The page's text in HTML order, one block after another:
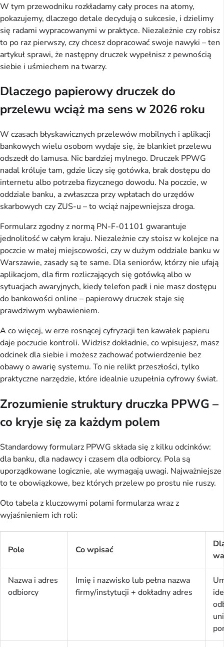
W tym przewodniku rozkładamy cały proces na atomy,
pokazujemy, dlaczego detale decydują o sukcesie, i dzielimy
się radami wypracowanymi w praktyce. Niezależnie czy robisz
to po raz pierwszy, czy chcesz dopracować swoje nawyki – ten
artykuł sprawi, że następny druczek wypełnisz z pewnością
siebie i uśmiechem na twarzy.
Dlaczego papierowy druczek do
przelewu wciąż ma sens w 2026 roku
W czasach błyskawicznych przelewów mobilnych i aplikacji
bankowych wielu osobom wydaje się, że blankiet przelewu
odszedł do lamusa. Nic bardziej mylnego. Druczek PPWG
nadal króluje tam, gdzie liczy się gotówka, brak dostępu do
internetu albo potrzeba fizycznego dowodu. Na poczcie, w
oddziale banku, a zwłaszcza przy wpłatach do urzędów
skarbowych czy ZUS-u – to wciąż najpewniejsza droga.
Formularz zgodny z normą PN-F-01101 gwarantuje
jednolitość w całym kraju. Niezależnie czy stoisz w kolejce na
poczcie w małej miejscowości, czy w dużym oddziale banku w
Warszawie, zasady są te same. Dla seniorów, którzy nie ufają
aplikacjom, dla firm rozliczających się gotówką albo w
sytuacjach awaryjnych, kiedy telefon padł i nie masz dostępu
do bankowości online – papierowy druczek staje się
prawdziwym wybawieniem.
A co więcej, w erze rosnącej cyfryzacji ten kawałek papieru
daje poczucie kontroli. Widzisz dokładnie, co wpisujesz, masz
odcinek dla siebie i możesz zachować potwierdzenie bez
obawy o awarię systemu. To nie relikt przeszłości, tylko
praktyczne narzędzie, które idealnie uzupełnia cyfrowy świat.
Zrozumienie struktury druczka PPWG –
co kryje się za każdym polem
Standardowy formularz PPWG składa się z kilku odcinków:
dla banku, dla nadawcy i czasem dla odbiorcy. Pola są
uporządkowane logicznie, ale wymagają uwagi. Najważniejsze
to te obowiązkowe, bez których przelew po prostu nie ruszy.
Oto tabela z kluczowymi polami formularza wraz z
wyjaśnieniem ich roli:
Pole Co wpisać
Nazwa i adres
odbiorcy
Imię i nazwisko lub pełna nazwa
firmy/instytucji + dokładny adres